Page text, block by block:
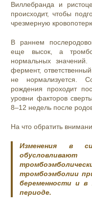
Виллебранда и
происходит, чтобы
чрезмерную
В раннем
еще высок, а
нормальных значений.
фермент,
не нормализуется.
рождения проходит
уровни факторов
8–12 недель после
На что обратить
Изменения в
тромбоэмболии
беременности и в
периоде.